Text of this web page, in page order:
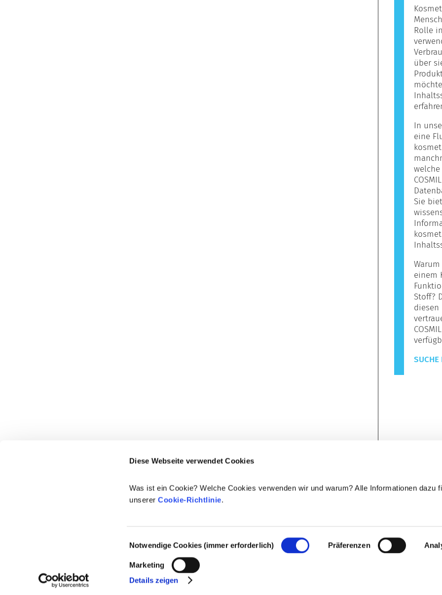
Diese Webseite verwendet Cookies
Was ist ein Cookie? Welche Cookies verwenden wir und warum? Alle Informationen dazu
unsererCookie-Richtlinie.
Notwendige Cookies (immer erforderlich) Präferenzen
Marketing
Details zeigen
Allergie
jedoch
Rolle
über
In
eine
Sie
einem
Stoff?
diesen
SUCHE
© 2021-2026 - Cosmetics Europe Rechtlicher Hinweis